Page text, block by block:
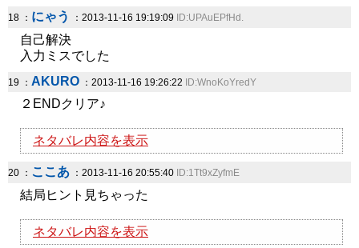
18 ： にゃう ：2013-11-16 19:19:09 ID:UPAuEPfHd.
自己解決
入力ミスでした
19 ： AKURO ：2013-11-16 19:26:22 ID:WnoKoYredY
２ENDクリア♪
ネタバレ内容を表示
20 ： ここあ ：2013-11-16 20:55:40 ID:1Tt9xZyfmE
結局ヒント見ちゃった
ネタバレ内容を表示